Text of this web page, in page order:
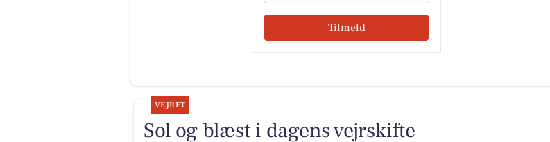
Tilmeld
VEJRET
Sol og blæst i dagens vejrskifte